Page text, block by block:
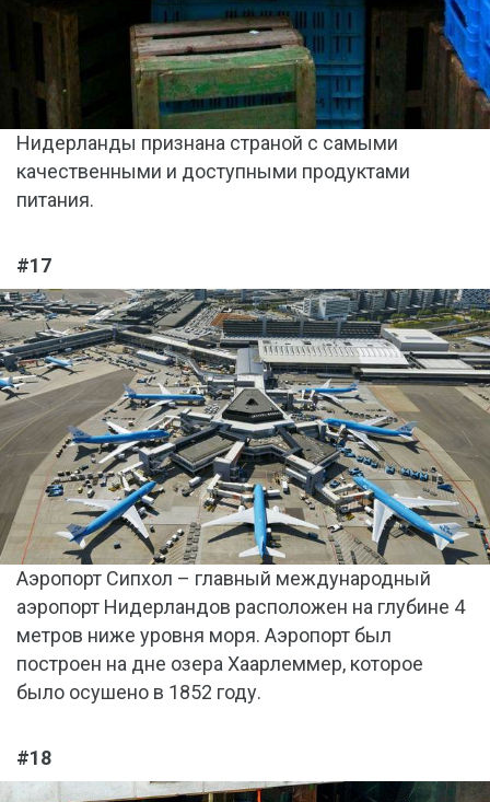
Нидерланды признана страной с самыми
качественными и доступными продуктами
питания.
#17
Аэропорт Сипхол – главный международный
аэропорт Нидерландов расположен на глубине 4
метров ниже уровня моря. Аэропорт был
построен на дне озера Хаарлеммер, которое
было осушено в 1852 году.
#18